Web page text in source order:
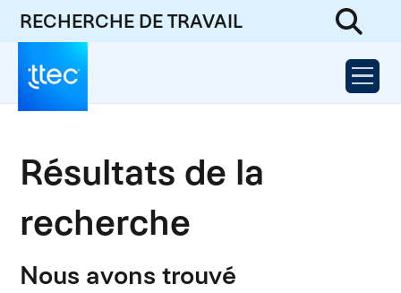
RECHERCHE DE TRAVAIL
Résultats de la
recherche
Nous avons trouvé